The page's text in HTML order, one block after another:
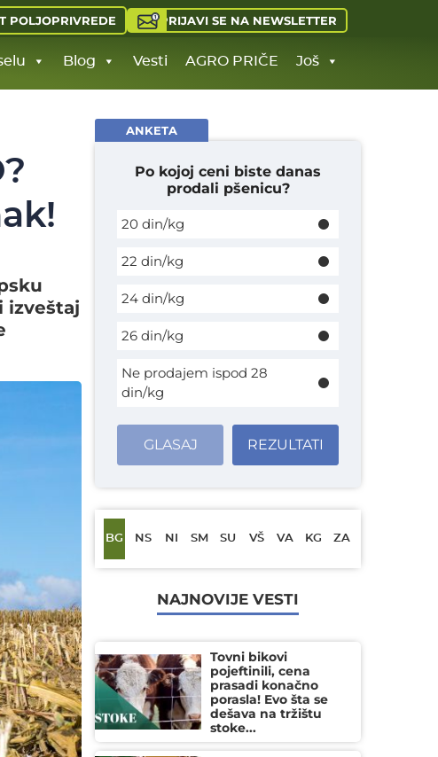
POLJOPRIVREDE PRIJAVI SE NA NEWSLETTER
Blog Vesti AGRO PRIČE Još
izveštaj
ANKETA
Po kojoj ceni biste danas
prodali pšenicu?
20 din/kg
22 din/kg
24 din/kg
26 din/kg
Ne prodajem ispod 28
din/kg
GLASAJ REZULTATI
BG NS NI SM SU VŠ VA KG ZA
NAJNOVIJE VESTI
Tovni bikovi
pojeftinili, cena
prasadi konačno
porasla! Evo šta se
dešava na tržištu
stoke...